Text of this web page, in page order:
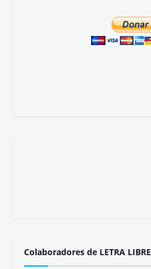
Colaboradores de LETRA LIBRE